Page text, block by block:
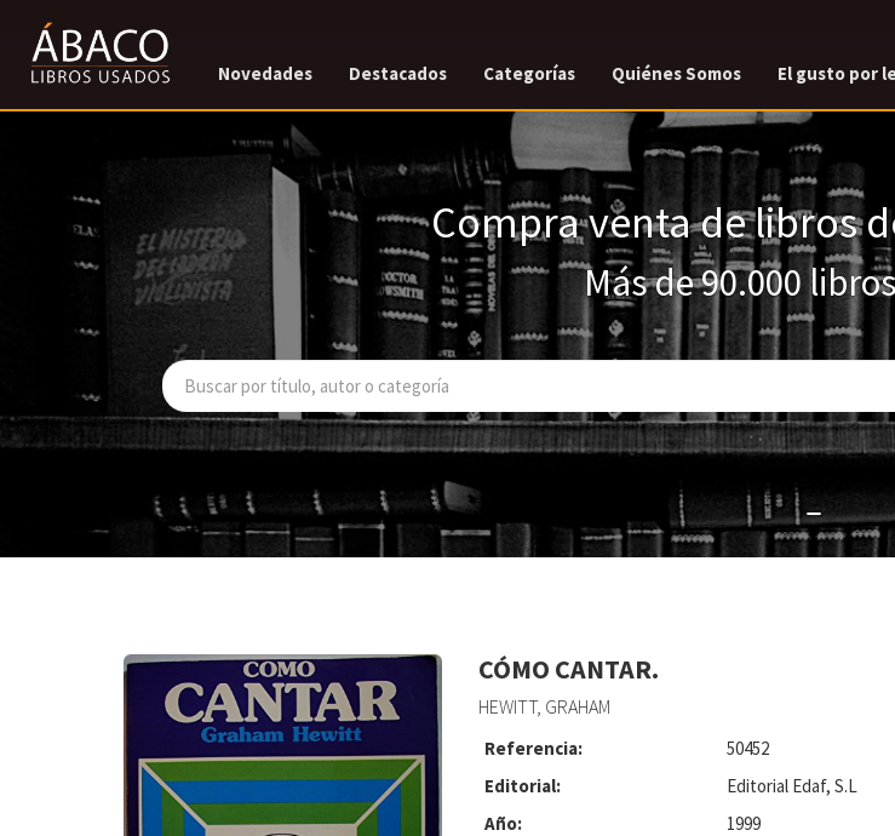
Novedades Destacados Categorías Quiénes Somos El gusto por
Compra venta de libros
Más de 90.000
CÓMO CANTAR.
HEWITT, GRAHAM
Referencia:
50452
Editorial:
Editorial Edaf, S.L
Año:
1999